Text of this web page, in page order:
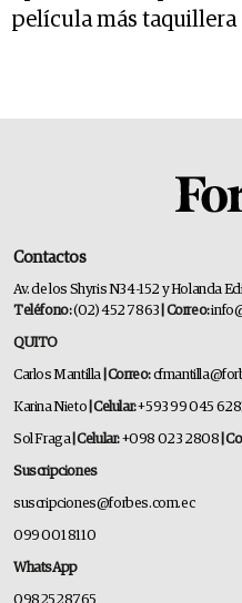
película más taquillera
Contactos
Av. de los Shyris N34-152 y Holanda
Teléfono:(02) 452 7863 | Correo:
QUITO
Carlos Mantilla | Correo:
Karina Nieto | Celular:+593 99 045
Sol Fraga| Celular:+098 023 2808 |
Suscripciones
suscripciones@forbes.com.ec
099 001 8110
WhatsApp